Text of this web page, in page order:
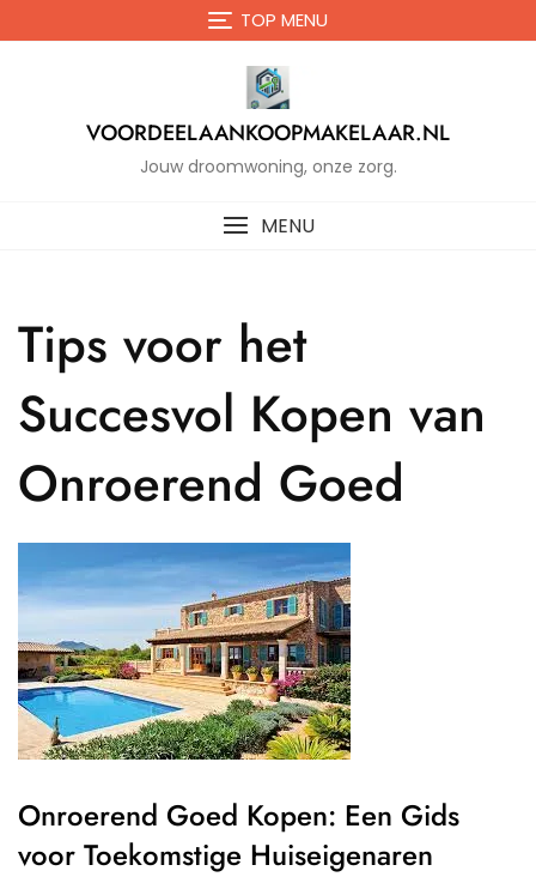
de
TOP MENU
VOORDEELAANKOOPMAKELAAR.NL
Jouw droomwoning, onze zorg.
MENU
Tips voor het
Succesvol Kopen van
Onroerend Goed
Onroerend Goed Kopen: Een Gids
voor Toekomstige Huiseigenaren